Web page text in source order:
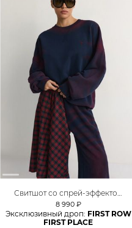
Свитшот со спрей-эффектом
TOPTOP
8 990 ₽
Эксклюзивный дроп: FIRST ROW
FIRST PLACE